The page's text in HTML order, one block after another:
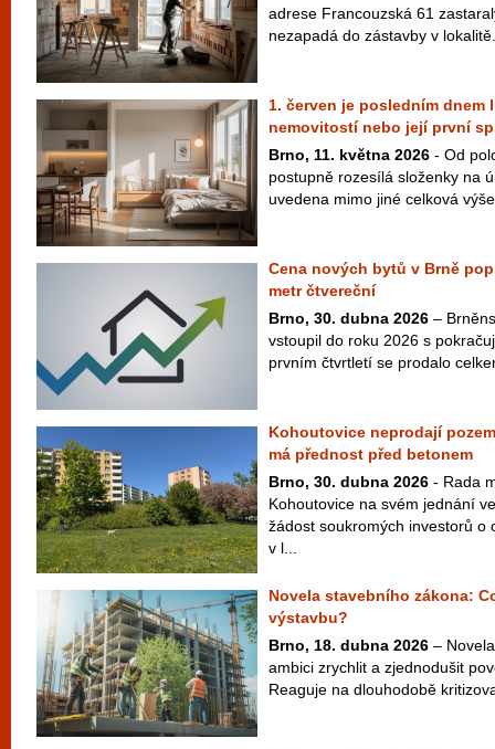
adrese Francouzská 61
nezapadá do zástavby v
1. červen je posledním dnem
nemovitostí nebo její první
Brno, 11. května 2026 - Od
postupně rozesílá složenky na
uvedena mimo jiné celková
Cena nových bytů v Brně
metr čtvereční
Brno, 30. dubna 2026 –
vstoupil do roku 2026 s
prvním čtvrtletí se prodalo
Kohoutovice neprodají
má přednost před betonem
Brno, 30. dubna 2026 - Rada
Kohoutovice na svém jednání
žádost soukromých investorů o
v l...
Novela stavebního zákona:
výstavbu?
Brno, 18. dubna 2026 –
ambici zrychlit a zjednodušit
Reaguje na dlouhodobě